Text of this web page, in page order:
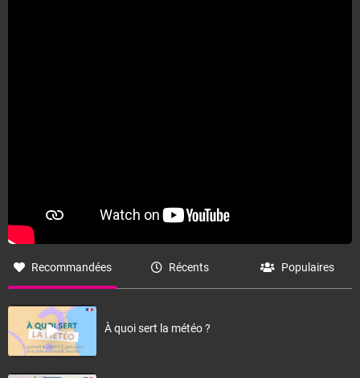
Recommandées Récents Populaires
À quoi sert la météo ?